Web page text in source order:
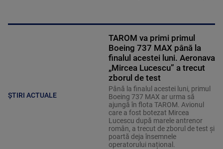
ȘTIRI ACTUALE
TAROM va primi primul
Boeing 737 MAX până la
finalul acestei luni. Aeronava
„Mircea Lucescu” a trecut
zborul de test
Până la finalul acestei luni, primul
Boeing 737 MAX ar urma să
ajungă în flota TAROM. Avionul
care a fost botezat Mircea
Lucescu după marele antrenor
român, a trecut de zborul de test și
poartă deja însemnele
operatorului național.